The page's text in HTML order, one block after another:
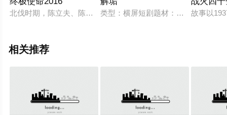
北伐时期，陈立夫、陈果夫兄弟秘密成立了名为“中央俱乐部”
类型：横屏短剧题材：悬疑、耽美平
故事以
相关推荐